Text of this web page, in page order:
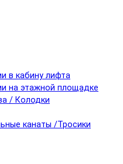
в кабину лифта
на этажной площадке
/ Колодки
канаты /Тросики